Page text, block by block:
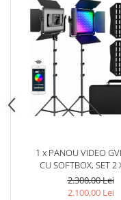
1 x PANOU VIDEO
CU SOFTBOX, SET 2
45W, 15000 LUX/0.5 M,
3200K-5600K,
2.300,00 Lei
2.100,00 Lei